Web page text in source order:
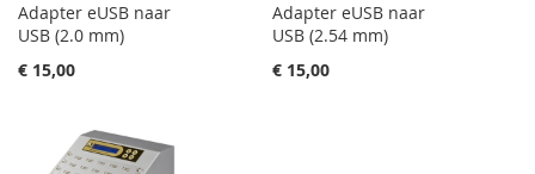
Adapter eUSB naar
USB (2.0 mm)
€ 15,00
Adapter eUSB naar
USB (2.54 mm)
€ 15,00